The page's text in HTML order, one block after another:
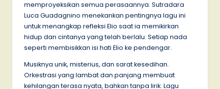
memproyeksikan semua perasaannya. Sutradara
Luca Guadagnino menekankan pentingnya lagu ini
untuk menangkap refleksi Elio saat ia memikirkan
hidup dan cintanya yang telah berlalu. Setiap nada
seperti membisikkan isi hati Elio ke pendengar.
Musiknya unik, misterius, dan sarat kesedihan.
Orkestrasi yang lambat dan panjang membuat
kehilangan terasa nyata, bahkan tanpa lirik. Lagu